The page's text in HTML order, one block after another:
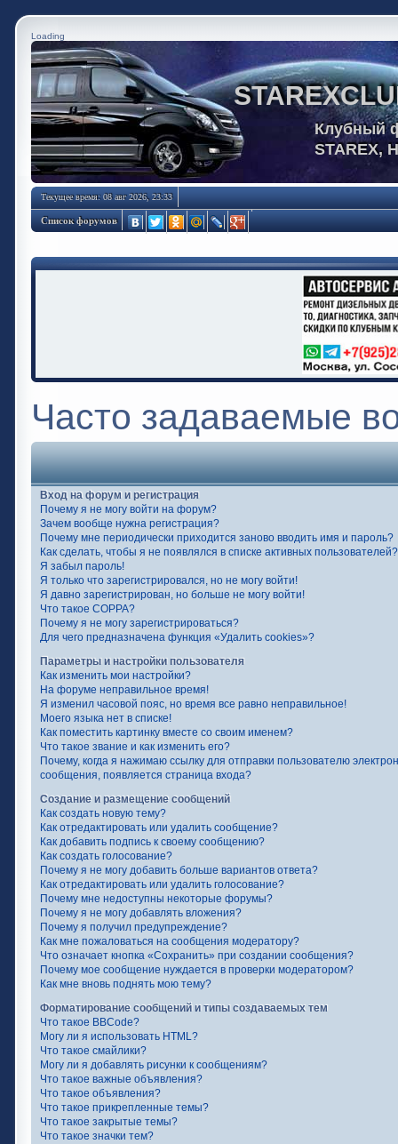
Loading
Клубный
STAREX,
Текущее время: 08 авг 2026, 23:33
Список форумов
Часто задаваемые
Вход на форум и регистрация
Почему я не могу войти на форум?
Зачем вообще нужна регистрация?
Почему мне периодически приходится заново вводить имя и пароль?
Как сделать, чтобы я не появлялся в списке активных пользователей?
Я забыл пароль!
Я только что зарегистрировался, но не могу войти!
Я давно зарегистрирован, но больше не могу войти!
Что такое COPPA?
Почему я не могу зарегистрироваться?
Для чего предназначена функция «Удалить cookies»?
Параметры и настройки пользователя
Как изменить мои настройки?
На форуме неправильное время!
Я изменил часовой пояс, но время все равно неправильное!
Моего языка нет в списке!
Как поместить картинку вместе со своим именем?
Что такое звание и как изменить его?
Почему, когда я нажимаю ссылку для отправки пользователю
сообщения, появляется страница входа?
Создание и размещение сообщений
Как создать новую тему?
Как отредактировать или удалить сообщение?
Как добавить подпись к своему сообщению?
Как создать голосование?
Почему я не могу добавить больше вариантов ответа?
Как отредактировать или удалить голосование?
Почему мне недоступны некоторые форумы?
Почему я не могу добавлять вложения?
Почему я получил предупреждение?
Как мне пожаловаться на сообщения модератору?
Что означает кнопка «Сохранить» при создании сообщения?
Почему мое сообщение нуждается в проверки модератором?
Как мне вновь поднять мою тему?
Форматирование сообщений и типы создаваемых тем
Что такое BBCode?
Могу ли я использовать HTML?
Что такое смайлики?
Могу ли я добавлять рисунки к сообщениям?
Что такое важные объявления?
Что такое объявления?
Что такое прикрепленные темы?
Что такое закрытые темы?
Что такое значки тем?